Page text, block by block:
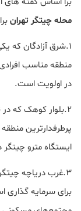
محله چیتگر تهران
۱.شرق آزادگان که
منطقه مناسب
در اولویت است.
۲.بلوار کوهک که
پرطرفدارترین
ایستگاه مترو
۳.غرب دریاچه
برای سرمایه